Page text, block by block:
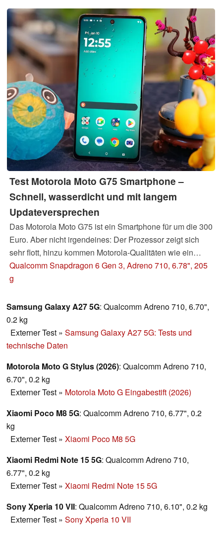
damit das beste Smartphone unter 300 Euro?
Test Motorola Moto G75 Smartphone –
Schnell, wasserdicht und mit langem
Updateversprechen
Das Motorola Moto G75 ist ein Smartphone für um die 300
Euro. Aber nicht irgendeines: Der Prozessor zeigt sich
sehr flott, hinzu kommen Motorola-Qualitäten wie ein
tolles Design und recht pures Android. Das perfekte
Mittelklasse-Handy also?
Qualcomm Snapdragon 6 Gen 3, Adreno 710, 6.78", 205
g
Samsung Galaxy A27 5G: Qualcomm Adreno 710, 6.70",
0.2 kg
Externer Test » Samsung Galaxy A27 5G: Tests und
technische Daten
Motorola Moto G Stylus (2026): Qualcomm Adreno 710,
6.70", 0.2 kg
Externer Test » Motorola Moto G Eingabestift (2026)
Xiaomi Poco M8 5G: Qualcomm Adreno 710, 6.77", 0.2
kg
Externer Test » Xiaomi Poco M8 5G
Xiaomi Redmi Note 15 5G: Qualcomm Adreno 710,
6.77", 0.2 kg
Externer Test » Xiaomi Redmi Note 15 5G
Sony Xperia 10 VII: Qualcomm Adreno 710, 6.10", 0.2 kg
Externer Test » Sony Xperia 10 VII